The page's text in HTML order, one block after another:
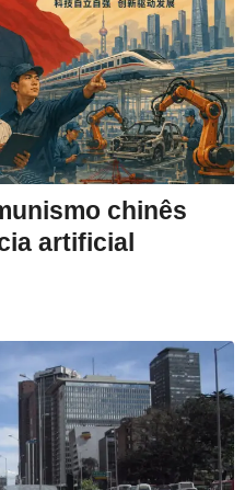
chinês
artificial